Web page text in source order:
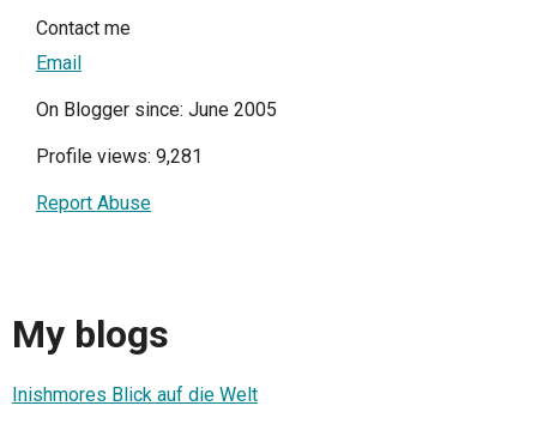
Contact me
Email
On Blogger since: June 2005
Profile views: 9,281
Report Abuse
My blogs
Inishmores Blick auf die Welt